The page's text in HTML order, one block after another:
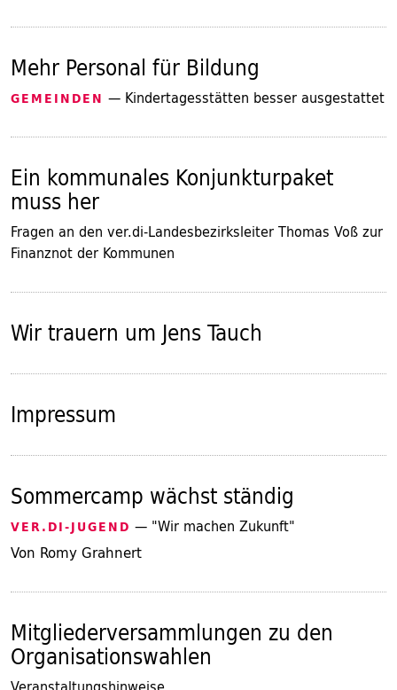
Mehr Personal für Bildung
GEMEINDEN — Kindertagesstätten besser ausgestattet
Ein kommunales Konjunkturpaket
muss her
Fragen an den ver.di-Landesbezirksleiter Thomas Voß zur
Finanznot der Kommunen
Wir trauern um Jens Tauch
Impressum
Sommercamp wächst ständig
VER.DI-JUGEND — "Wir machen Zukunft"
Von Romy Grahnert
Mitgliederversammlungen zu den
Organisationswahlen